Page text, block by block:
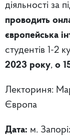
діяльності за
проводить
європейська
студентів 1-2
2023 року, о
Лекториня:
Європа
Дата: м.